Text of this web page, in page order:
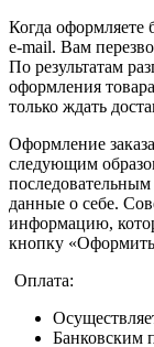
Когда
e-mail. Вам
По результатам
оформления
только ждать
Оформление
следующим
данные о себе.
информацию,
кнопку «Оформить
Оплата:
Банковским